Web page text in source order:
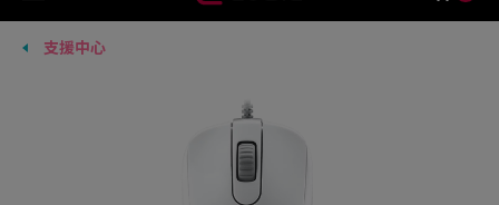
支援中心